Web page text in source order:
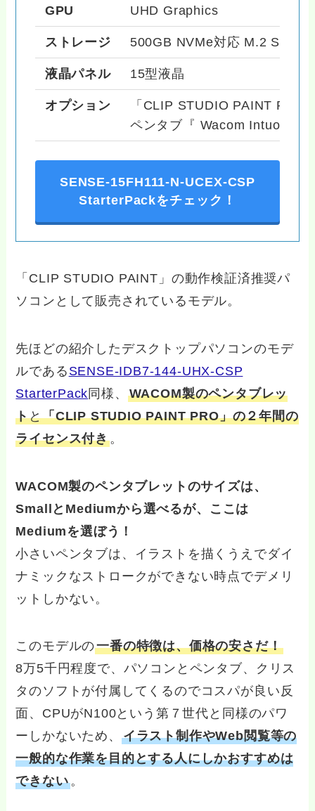
GPU UHD Graphics
ストレージ 500GB NVMe対応 M.2 SSD
液晶パネル 15型液晶
オプション
「CLIP STUDIO PAINT PRO
ペンタブ『 Wacom Intuos 』
SENSE-15FH111-N-UCEX-CSP
StarterPackをチェック！
「CLIP STUDIO PAINT」の動作検証済推奨パ
ソコンとして販売されているモデル。
先ほどの紹介したデスクトップパソコンのモデ
ルである SENSE-IDB7-144-UHX-CSP
StarterPack 同様、 WACOM製のペンタブレッ
トと「CLIP STUDIO PAINT PRO」の２年間の
ライセンス付き。
WACOM製のペンタブレットのサイズは、
SmallとMediumから選べるが、ここは
Mediumを選ぼう！
小さいペンタブは、イラストを描くうえでダイ
ナミックなストロークができない時点でデメリ
ットしかない。
このモデルの一番の特徴は、価格の安さだ！
8万5千円程度で、パソコンとペンタブ、クリス
タのソフトが付属してくるのでコスパが良い反
面、CPUがN100という第７世代と同様のパワ
ーしかないため、 イラスト制作やWeb閲覧等の
一般的な作業を目的とする人にしかおすすめは
できない。